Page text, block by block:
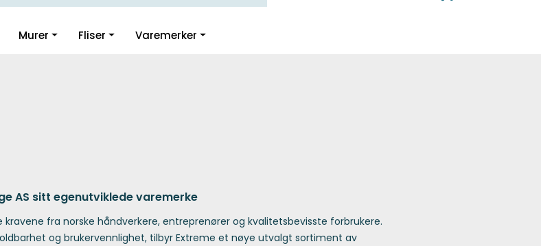
Klikk og hent i Oslo
Murer Fliser Varemerker
AS sitt egenutviklede varemerke
fra norske håndverkere, entreprenører og kvalitetsbevisste forbrukere.
og brukervennlighet, tilbyr Extreme et nøye utvalgt sortiment av